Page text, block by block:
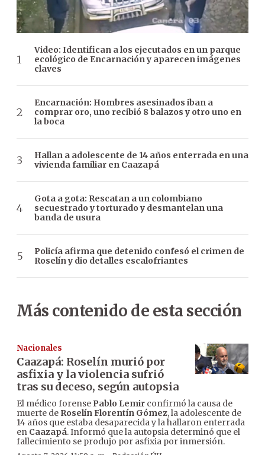
Video: Identifican a los ejecutados en un parque
ecológico de Encarnación y aparecen imágenes
claves
Encarnación: Hombres asesinados iban a
comprar oro, uno recibió 8 balazos y otro uno en
la boca
Hallan a adolescente de 14 años enterrada en una
vivienda familiar en Caazapá
Gota a gota: Rescatan a un colombiano
secuestrado y torturado y desmantelan una
banda de usura
Policía afirma que detenido confesó el crimen de
Roselín y dio detalles escalofriantes
Más contenido de esta sección
Nacionales
Caazapá: Roselín murió por
asfixia y la violencia sufrió
tras su deceso, según autopsia
El médico forense Pablo Lemir confirmó la causa de
muerte de Roselín Florentín Gómez, la adolescente de
14 años que estaba desaparecida y la hallaron enterrada
en Caazapá. Informó que la autopsia determinó que el
fallecimiento se produjo por asfixia por inmersión.